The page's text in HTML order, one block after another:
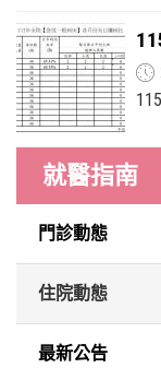
占
就醫指南
門診動態
住院動態
最新公告